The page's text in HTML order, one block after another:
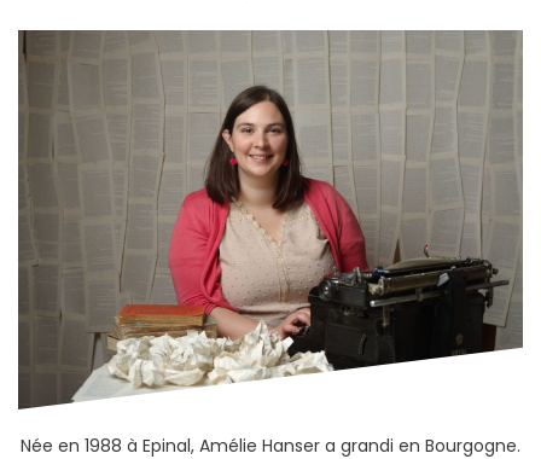
Née en 1988 à Epinal, Amélie Hanser a grandi en Bourgogne.